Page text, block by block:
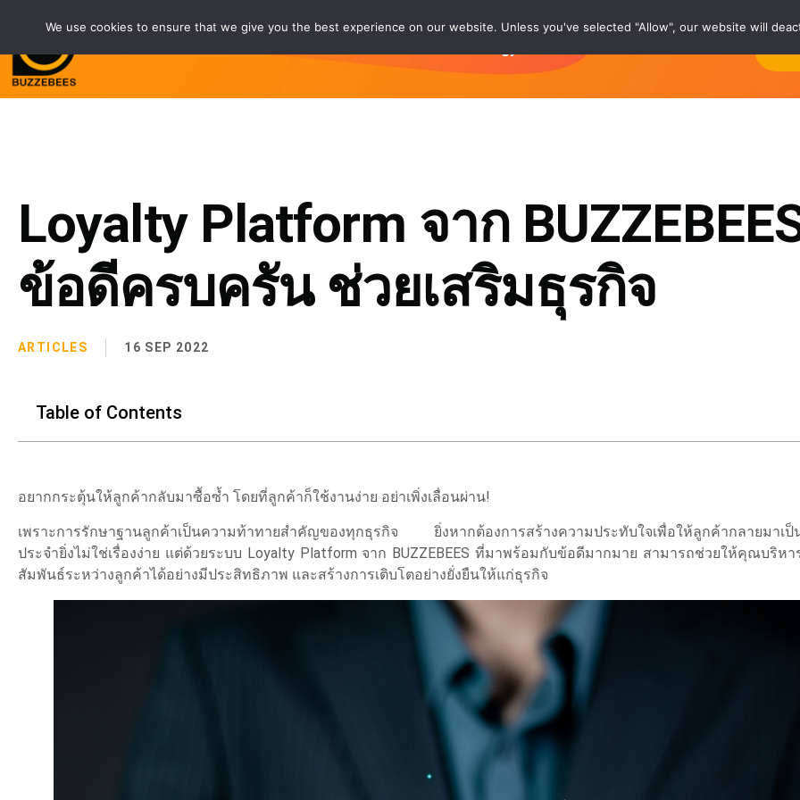
Loyalty Platform จาก
ข้อดีครบครัน ช่วยเสริมธุรกิจ
ARTICLES 16 SEP 2022
Table of Contents
อยากกระตุ้นให้ลูกค้ากลับมาซื้อซ้ำ โดยที่ลูกค้าก็ใช้งานง่าย อย่าเพิ่งเลื่อนผ่าน!
เพราะการรักษาฐานลูกค้าเป็นความท้าทายสำคัญของทุกธุรกิจ ยิ่งหากต้องการสร้างความประทับใจเพื่อให้ลูกค้ากลายมาเป็
ประจำยิ่งไม่ใช่เรื่องง่าย แต่ด้วยระบบ Loyalty Platform จาก BUZZEBEES ที่มาพร้อมกับข้อดีมากมาย สามารถช่วยให้คุณบริหา
สัมพันธ์ระหว่างลูกค้าได้อย่างมีประสิทธิภาพ และสร้างการเติบโตอย่างยั่งยืนให้แก่ธุรกิจ
We use cookies to ensure that we give you the best experience on our website. Unless you've selected "Allow", our website will